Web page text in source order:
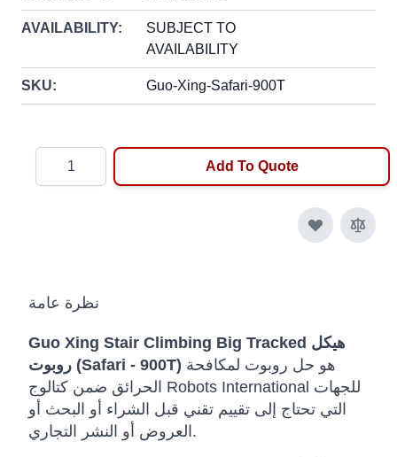
AVAILABILITY:
SUBJECT TO
AVAILABILITY
SKU: Guo-Xing-Safari-900T
Add To Quote
نظرة عامة
Guo Xing Stair Climbing Big Tracked هيكل
روبوت (Safari - 900T)
الحرائق ضمن كتالوج Robots International للجهات
التي تحتاج إلى تقييم تقني قبل الشراء أو البحث أو
العروض أو النشر التجاري.